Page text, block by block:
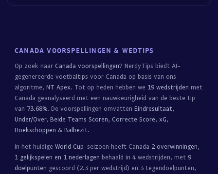
CANADA VOORSPELLINGEN & WEDTIPS
Op zoek naar Canada voorspellingen? NerdyTips biedt AI-
gegenereerde voetbaltips voor Canada op basis van ons
algoritme, NT Apex. Tot op heden hebben we 19 wedstrijden met
Canada geanalyseerd met een nauwkeurigheid van de beste tip
van 73.68%. De voorspellingen omvatten Eindresultaat,
Under/Over, Beide Teams Scoren, Correcte Score, xG,
Hoekschoppen & Balbezit.
In het huidige World Cup-seizoen heeft Canada 2 overwinningen,
1 gelijkspelen en 1 nederlagen behaald in 4 wedstrijden, met 9
doelpunten gescoord (2.3 per wedstrijd) en 3 tegendoelpunten,